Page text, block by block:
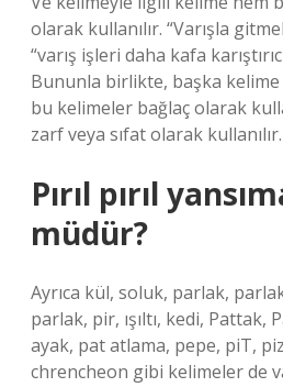
olarak kullanılır. “Varışla
“varış işleri daha kafa
Bununla birlikte, başka kelime
bu kelimeler bağlaç olarak
zarf veya sıfat olarak kullanılır.
Pırıl pırıl
müdür?
Ayrıca kül, soluk, parlak,
parlak, pir, ışıltı, kedi, Pattak,
ayak, pat atlama, pepe, piT,
chrencheon gibi kelimeler de